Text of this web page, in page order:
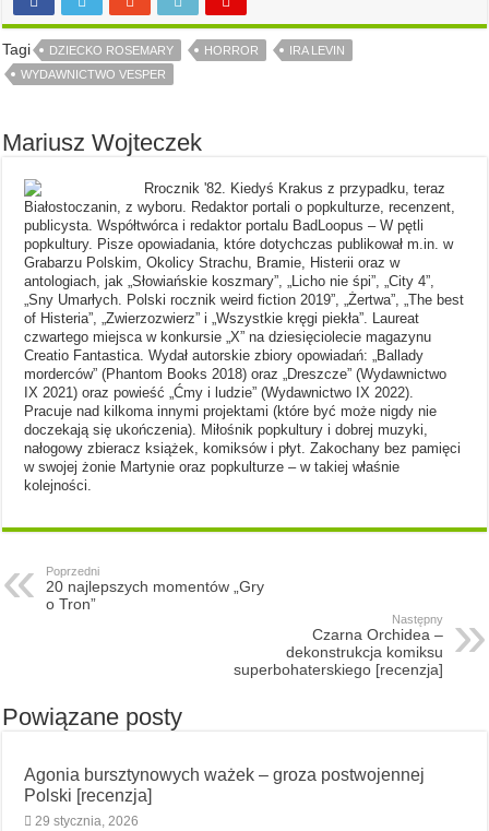
Tagi DZIECKO ROSEMARY HORROR
IRA LEVIN
WYDAWNICTWO VESPER
Mariusz Wojteczek
Rrocznik '82. Kiedyś Krakus z przypadku, teraz
Białostoczanin, z wyboru. Redaktor portali o popkulturze, recenzent,
publicysta. Współtwórca i redaktor portalu BadLoopus – W pętli
popkultury. Pisze opowiadania, które dotychczas publikował m.in. w
Grabarzu Polskim, Okolicy Strachu, Bramie, Histerii oraz w
antologiach, jak „Słowiańskie koszmary”, „Licho nie śpi”, „City 4”,
„Sny Umarłych. Polski rocznik weird fiction 2019”, „Żertwa”, „The best
of Histeria”, „Zwierzozwierz” i „Wszystkie kręgi piekła”. Laureat
czwartego miejsca w konkursie „X” na dziesięciolecie magazynu
Creatio Fantastica. Wydał autorskie zbiory opowiadań: „Ballady
morderców” (Phantom Books 2018) oraz „Dreszcze” (Wydawnictwo
IX 2021) oraz powieść „Ćmy i ludzie” (Wydawnictwo IX 2022).
Pracuje nad kilkoma innymi projektami (które być może nigdy nie
doczekają się ukończenia). Miłośnik popkultury i dobrej muzyki,
nałogowy zbieracz książek, komiksów i płyt. Zakochany bez pamięci
w swojej żonie Martynie oraz popkulturze – w takiej właśnie
kolejności.
Poprzedni
20 najlepszych momentów „Gry
o Tron”
Następny
Czarna Orchidea –
dekonstrukcja komiksu
superbohaterskiego [recenzja]
Powiązane posty
Agonia bursztynowych ważek – groza postwojennej
Polski [recenzja]
29 stycznia, 2026